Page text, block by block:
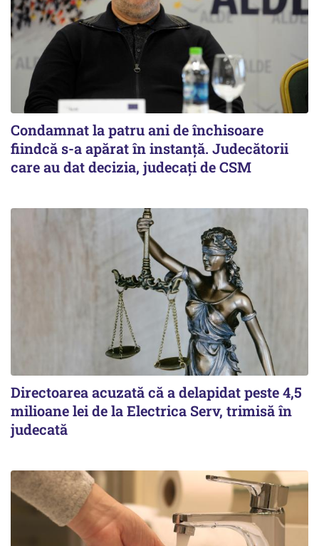
Condamnat la patru ani de închisoare
fiindcă s-a apărat în instanță. Judecătorii
care au dat decizia, judecați de CSM
Directoarea acuzată că a delapidat peste 4,5
milioane lei de la Electrica Serv, trimisă în
judecată